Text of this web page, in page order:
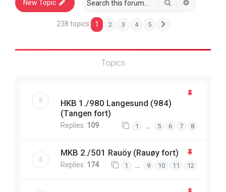
New Topic Search
238 topics 1 2 3 4 5
Topics
HKB 1./980 Langesund (984)
(Tangen fort)
Replies: 109 1 … 5 6 7 8
MKB 2./501 Rauöy (Rauøy fort)
Replies: 174 1 … 9 10 11 12